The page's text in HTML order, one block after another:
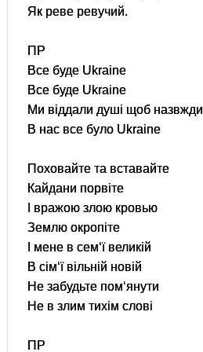
Як реве ревучий.
ПР
Все буде Ukraine
Все буде Ukraine
Ми віддали душі щоб назвжди
В нас все було Ukraine
Поховайте та вставайте
Кайдани порвіте
І вражою злою кровью
Землю окропіте
І мене в сем‘ї великій
В сім‘ї вільній новій
Не забудьте пом‘янути
Не в злим тихім слові
ПР